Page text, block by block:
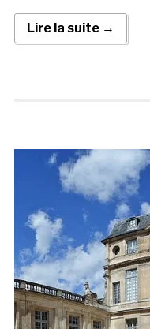
Lire la suite →